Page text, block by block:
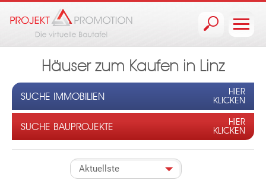
Häuser zum Kaufen in Linz
SUCHE IMMOBILIEN
HIER
KLICKEN
SUCHE BAUPROJEKTE
HIER
KLICKEN